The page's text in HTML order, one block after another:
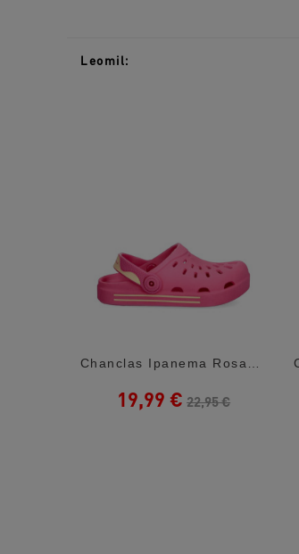
Leomil:
19,99 € 22,95 €